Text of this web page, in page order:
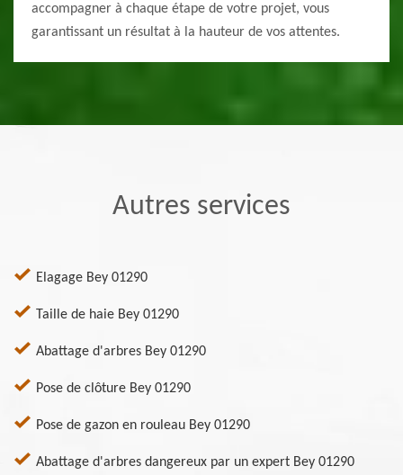
accompagner à chaque étape de votre projet, vous
garantissant un résultat à la hauteur de vos attentes.
Autres services
Elagage Bey 01290
Taille de haie Bey 01290
Abattage d'arbres Bey 01290
Pose de clôture Bey 01290
Pose de gazon en rouleau Bey 01290
Abattage d'arbres dangereux par un expert Bey 01290